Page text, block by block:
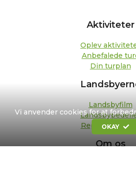
Vi anvender cookies for at
OKAY
Aktiviteter
Oplev
Anbefalede
Din turplan
Landsbyfilm
Om os